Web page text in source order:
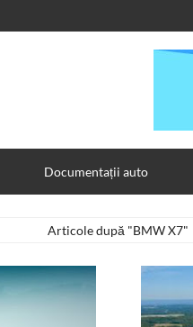
Documentații auto
Articole după "BMW X7"